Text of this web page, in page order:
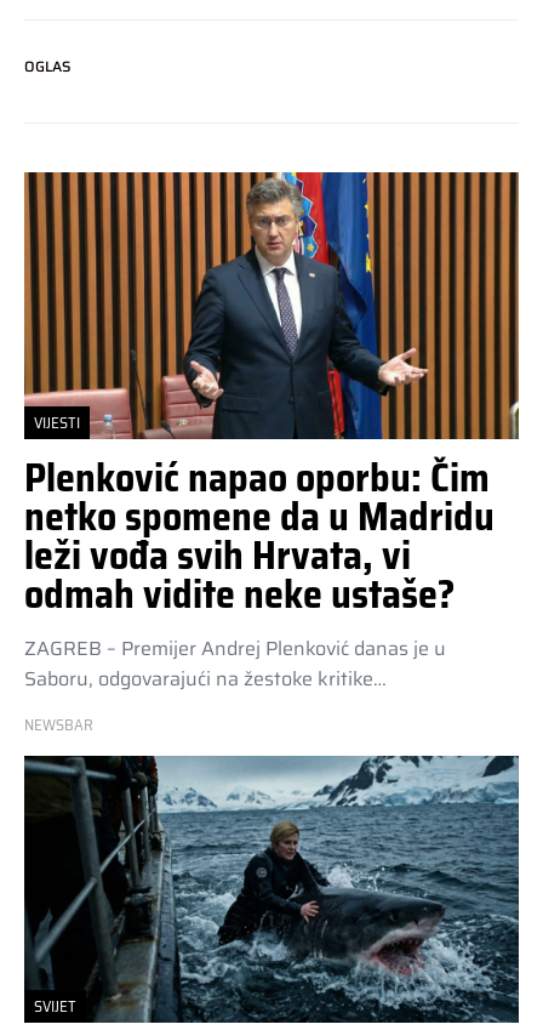
OGLAS
VIJESTI
Plenković napao oporbu: Čim
netko spomene da u Madridu
leži vođa svih Hrvata, vi
odmah vidite neke ustaše?
ZAGREB – Premijer Andrej Plenković danas je u
Saboru, odgovarajući na žestoke kritike…
NEWSBAR
SVIJET